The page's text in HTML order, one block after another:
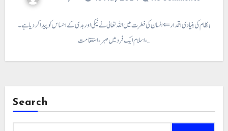
معاشی نظام کی بنیادی اقدار ⇐ انسان کی فطرت میں اللہ تعالی نے نیکی اور بدی کے احساس کو پیدا کر دیا ہے۔
اسلام ایک فرد میں صبر، استقامت،…
Search